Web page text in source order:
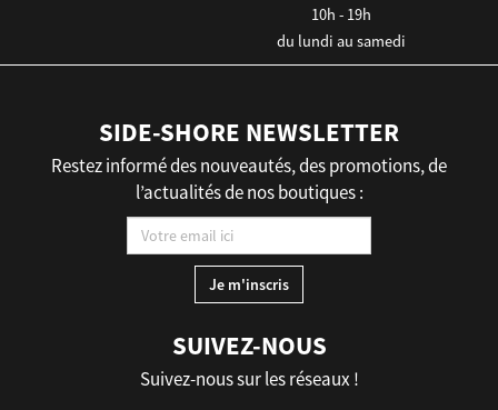
10h - 19h
du lundi au samedi
SIDE-SHORE NEWSLETTER
Restez informé des nouveautés, des promotions, de
l’actualités de nos boutiques :
SUIVEZ-NOUS
Suivez-nous sur les réseaux !